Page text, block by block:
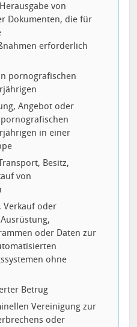
von
Dokumenten, die für
erforderlich
pornografischen
Angebot oder
in einer
Besitz,
von
Verkauf oder
oder Daten zur
ohne
Betrug
Vereinigung zur
oder